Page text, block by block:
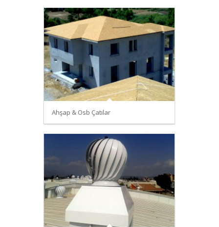
Ahşap & Osb Çatılar